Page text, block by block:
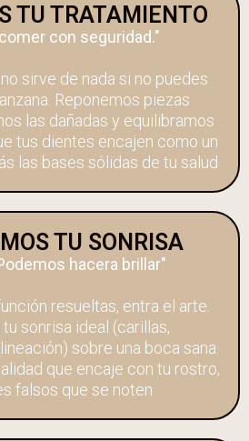
TU TRATAMIENTO
con seguridad."
sirve de nada si no puedes
Reponemos piezas
las dañadas y equilibramos
tus dientes encajen como un
las bases sólidas de tu salud
TU SONRISA
hacera brillar"
resueltas, entra el arte.
sonrisa ideal (carillas,
sobre una boca sana.
que encaje con tu rostro,
falsos que se noten